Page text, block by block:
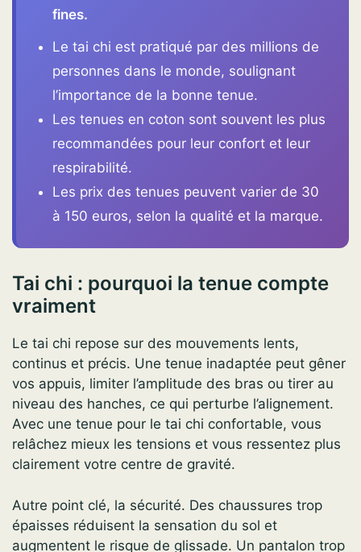
fines.
Le tai chi est pratiqué par des millions de
personnes dans le monde, soulignant
l’importance de la bonne tenue.
Les tenues en coton sont souvent les plus
recommandées pour leur confort et leur
respirabilité.
Les prix des tenues peuvent varier de 30
à 150 euros, selon la qualité et la marque.
Tai chi : pourquoi la tenue compte
vraiment
Le tai chi repose sur des mouvements lents,
continus et précis. Une tenue inadaptée peut gêner
vos appuis, limiter l’amplitude des bras ou tirer au
niveau des hanches, ce qui perturbe l’alignement.
Avec une tenue pour le tai chi confortable, vous
relâchez mieux les tensions et vous ressentez plus
clairement votre centre de gravité.
Autre point clé, la sécurité. Des chaussures trop
épaisses réduisent la sensation du sol et
augmentent le risque de glissade. Un pantalon trop